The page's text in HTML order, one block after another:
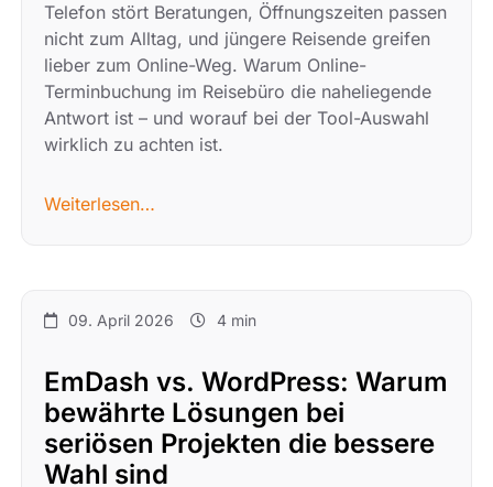
Telefon stört Beratungen, Öffnungszeiten passen
nicht zum Alltag, und jüngere Reisende greifen
lieber zum Online-Weg. Warum Online-
Terminbuchung im Reisebüro die naheliegende
Antwort ist – und worauf bei der Tool-Auswahl
wirklich zu achten ist.
Weiterlesen…
09. April 2026 4 min
EmDash vs. WordPress: Warum
bewährte Lösungen bei
seriösen Projekten die bessere
Wahl sind